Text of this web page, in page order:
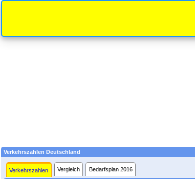
Verkehrszahlen Deutschland
Verkehrszahlen Vergleich Bedarfsplan 2016